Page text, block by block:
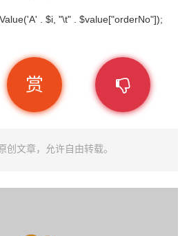
. $i, "\t" . $value["orderNo"]);
赏
创文章，允许自由转载。